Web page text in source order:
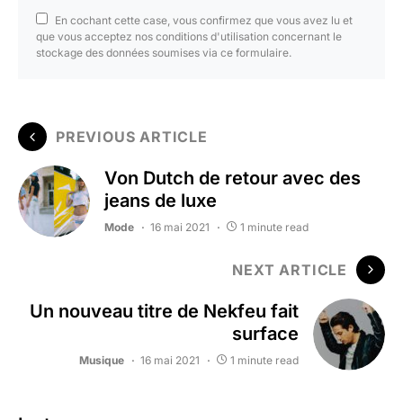
En cochant cette case, vous confirmez que vous avez lu et
que vous acceptez nos conditions d'utilisation concernant le
stockage des données soumises via ce formulaire.
PREVIOUS ARTICLE
Von Dutch de retour avec des
jeans de luxe
Mode 16 mai 2021 1 minute read
NEXT ARTICLE
Un nouveau titre de Nekfeu fait
surface
Musique 16 mai 2021 1 minute read